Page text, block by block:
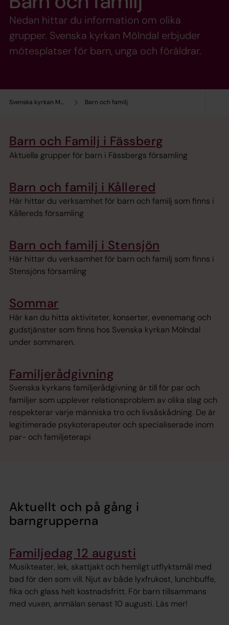
Svenska kyrkan Mölndal Barn och familj
Nedan hittar du information om olika
grupper. Svenska kyrkan Mölndal erbjuder
mötesplatser för barn, unga och föräldrar.
Barn och Familj i Fässberg
Aktuella grupper för barn i Fässbergs församling
Barn och familj i Kållered
Här hittar du verksamhet för barn och familj som finns i
Kållereds församling
Barn och familj i Stensjön
Här hittar du verksamhet för barn och familj som finns i
Stensjöns församling
Sommar
Här kan du hitta aktiviteter, konserter, evenemang och
gudstjänster som finns hos Svenska kyrkan Mölndal
under sommaren.
Familjerådgivning
Svenska kyrkans familjerådgivning är till för par och
familjer som upplever relationsproblem av olika slag och
respekterar varje människa tro och livsåskådning. De är
legitimerade psykoterapeuter och specialiserade inom
par- och familjeterapi
Aktuellt och på gång i
barngrupperna
Familjedag 12 augusti
Musikteater, lek, skattjakt och hemligt utflyktsmål med
bad för den som vill. Njut av både lyxfrukost, lunchbuffe,
fika och glass helt kostnadsfritt. För barn tillsammans
med vuxen, anmälan senast 10 augusti. Läs mer!